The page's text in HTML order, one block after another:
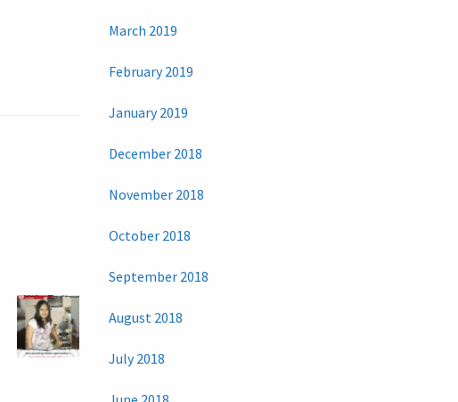
March 2019
February 2019
January 2019
December 2018
November 2018
October 2018
September 2018
August 2018
July 2018